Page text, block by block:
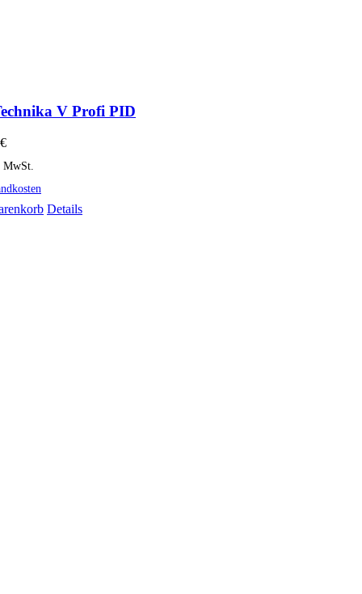
V Profi PID
€
Details